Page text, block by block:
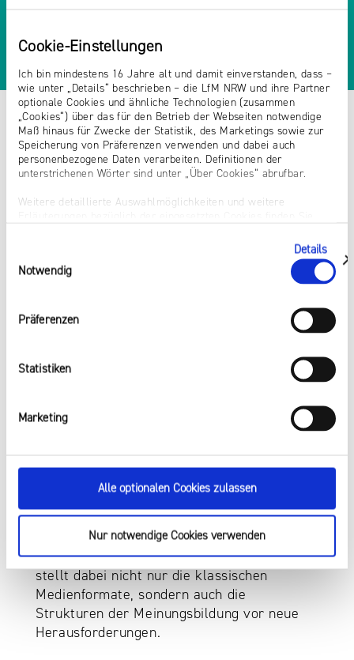
Cookie-Einstellungen
Ich bin mindestens 16 Jahre alt und damit einverstanden, dass –
wie unter „Details“ beschrieben – die LfM NRW und ihre Partner
optionale Cookies und ähnliche Technologien (zusammen
„Cookies“) über das für den Betrieb der Webseiten notwendige
Maß hinaus für Zwecke der Statistik, des Marketings sowie zur
Speicherung von Präferenzen verwenden und dabei auch
personenbezogene Daten verarbeiten. Definitionen der
unterstrichenen Wörter sind unter „Über Cookies“ abrufbar.
Weitere detaillierte Auswahlmöglichkeiten und weitere
„Einwilligung ändern“ in der Datenschutzerklärung aufgerufen
werden. Dort können Sie auch Ihre Einwilligung jederzeit mit
Wirkung für die Zukunft widerrufen. Die vollständige Ablehnung
optionaler Cookies erfolgt über den Button „Nur notwendige
Notwendig
Präferenzen
Statistiken
Marketing
Details
zeigen
Alle optionalen Cookies zulassen
Nur notwendige Cookies verwenden
MEHR UNTERSTÜTZUNG FÜR
Die Creator Economy ist ein wachsender
Bestandteil der Medienlandschaft in
Nordrhein-Westfalen. Sie bringt frische
Impulse, neue Erzählformen und innovative
Geschäftsmodelle in die Medienwelt – und
stellt dabei nicht nur die klassischen
Medienformate, sondern auch die
Strukturen der Meinungsbildung vor neue
Herausforderungen.